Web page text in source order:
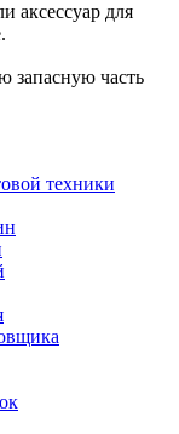
аксессуар для
запасную часть
техники